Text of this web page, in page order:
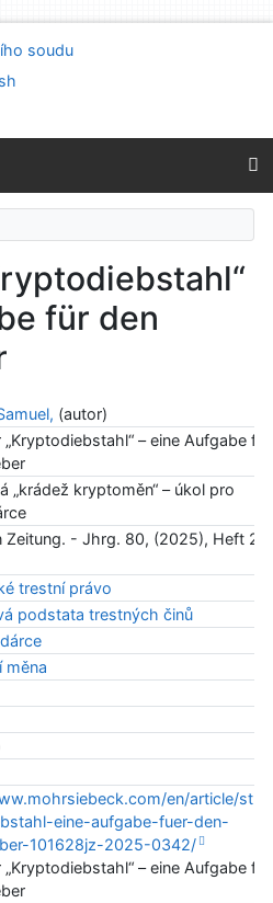
für den
(autor)
„Kryptodiebstahl“ – eine Aufgabe
„krádež kryptoměn“ – úkol pro
Zeitung. - Jhrg. 80, (2025), Heft 21,
trestní právo
podstata trestných činů
měna
en/article/
eine-aufgabe-fuer-den-
101628jz-2025-0342/
„Kryptodiebstahl“ – eine Aufgabe